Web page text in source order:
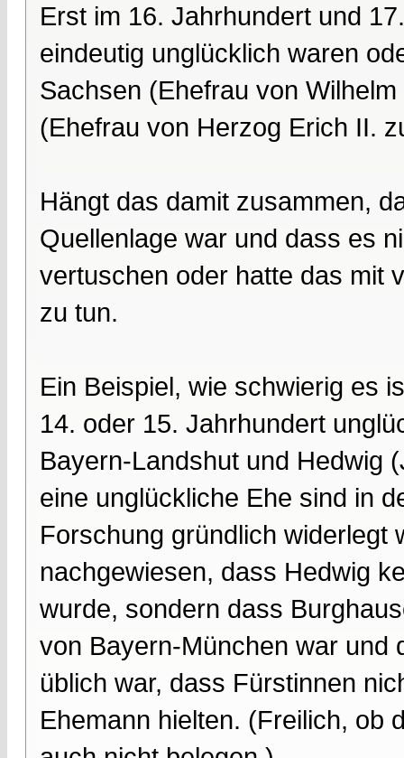
Erst im 16. Jahrhundert und
eindeutig unglücklich waren
Sachsen (Ehefrau von
(Ehefrau von Herzog Erich II.
Hängt das damit zusammen,
Quellenlage war und dass es
vertuschen oder hatte das mit
zu tun.
Ein Beispiel, wie schwierig es
14. oder 15. Jahrhundert
Bayern-Landshut und Hedwig
eine unglückliche Ehe sind in
Forschung gründlich widerlegt
nachgewiesen, dass Hedwig
wurde, sondern dass
von Bayern-München war und
üblich war, dass Fürstinnen
Ehemann hielten. (Freilich, ob